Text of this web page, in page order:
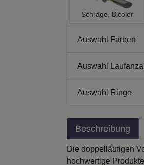
Schräge, Bicolor
Auswahl Farben
Auswahl
Auswahl Ringe
Beschreibung
Die doppelläufigen
hochwertige